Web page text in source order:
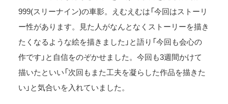
999(スリーナイン)の車影。えむえむは「今回はストーリ
ー性があります。見た人がなんとなくストーリーを描き
たくなるような絵を描きました」と語り「今回も会心の
作です」と自信をのぞかせました。今回も3週間かけて
描いたといい「次回もまた工夫を凝らした作品を描きた
い」と気合いを入れていました。